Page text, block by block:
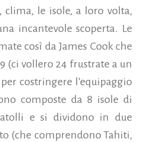
clima, le isole, a loro volta,
incantevole scoperta. Le
così da James Cook che
(ci vollero 24 frustrate a un
costringere l’equipaggio
composte da 8 isole di
e si dividono in due
(che comprendono Tahiti,